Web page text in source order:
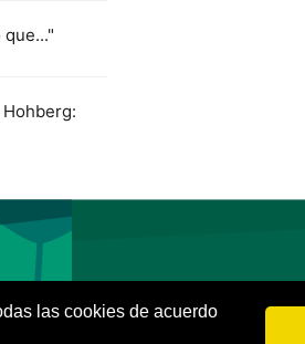
las cookies de acuerdo